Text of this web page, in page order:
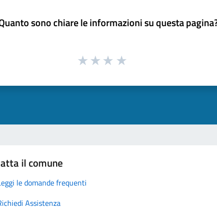
sono chiare le informazioni su questa
il comune
le domande frequenti
Assistenza